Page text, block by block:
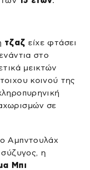
τζαζ είχε φτάσει
στο
μεικτών
κοινού της
σε
Αμπντουλάχ
η
Μπι